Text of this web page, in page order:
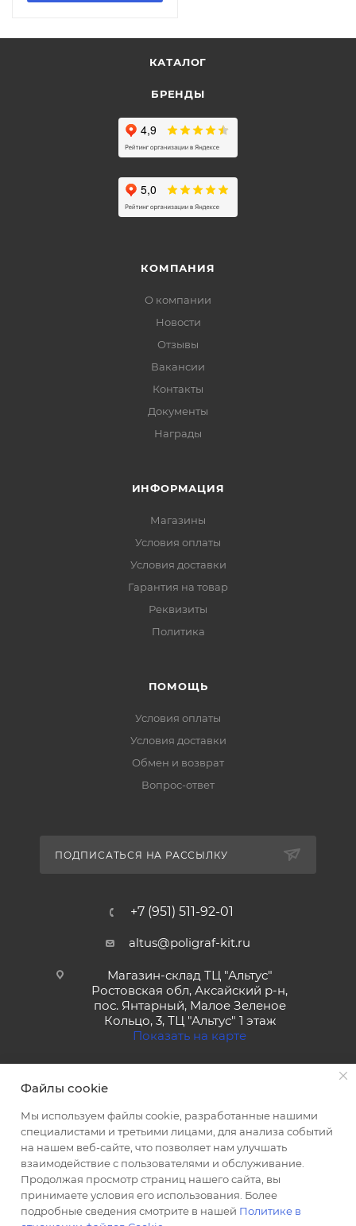
КАТАЛОГ
БРЕНДЫ
КОМПАНИЯ
О компании
Новости
Отзывы
Вакансии
Контакты
Документы
Награды
ИНФОРМАЦИЯ
Магазины
Условия оплаты
Условия доставки
Гарантия на товар
Реквизиты
Политика
ПОМОЩЬ
Условия оплаты
Условия доставки
Обмен и возврат
Вопрос-ответ
ПОДПИСАТЬСЯ НА РАССЫЛКУ
+7 (951) 511-92-01
altus@poligraf-kit.ru
Магазин-склад ТЦ "Альтус"
Ростовская обл, Аксайский р-н,
пос. Янтарный, Малое Зеленое
Кольцо, 3, ТЦ "Альтус" 1 этаж
Показать на карте
2026 © Полиграф кит - интернет-магазин
Файлы cookie
Мы используем файлы cookie, разработанные нашими
специалистами и третьими лицами, для анализа событий
на нашем веб-сайте, что позволяет нам улучшать
взаимодействие с пользователями и обслуживание.
Продолжая просмотр страниц нашего сайта, вы
принимаете условия его использования. Более
подробные сведения смотрите в нашей Политике в